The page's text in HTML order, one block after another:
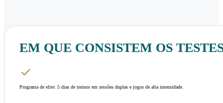
EM QUE CONSISTEM OS
Programa de elite: 5 dias de treinos em sessões duplas e jogos de alta intensidade.